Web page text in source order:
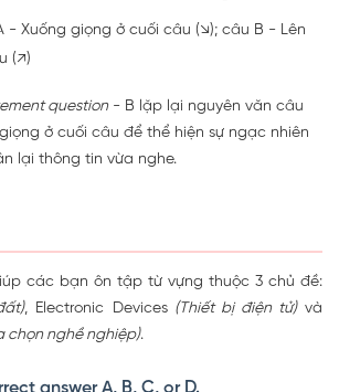
- Xuống giọng ở cuối câu (↘); câu B - Lên
(↗)
question- B lặp lại nguyên văn câu
ở cuối câu để thể hiện sự ngạc nhiên
lại thông tin vừa nghe.
các bạn ôn tập từ vựng thuộc 3 chủ đề:
, Electronic Devices(Thiết bị điện tử)và
chọn nghề nghiệp).
answer A, B, C, or D.